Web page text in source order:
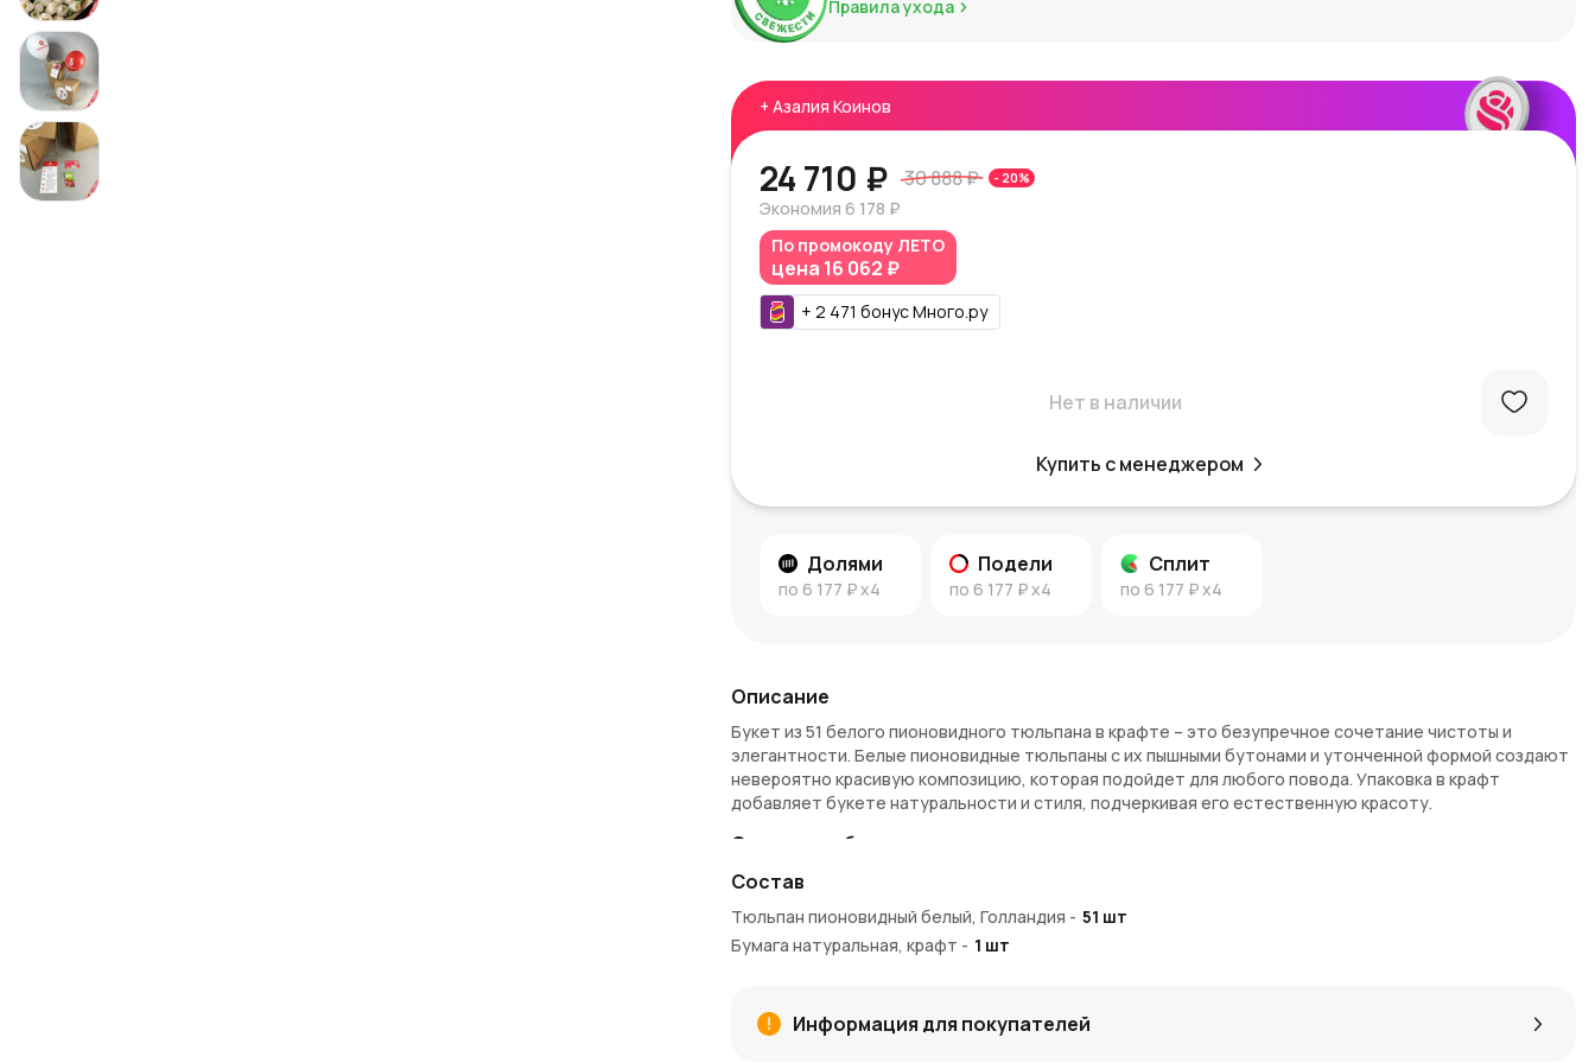
Правила ухода
+ Азалия Коинов
24 710 ₽ 30 888 ₽ - 20%
Экономия 6 178 ₽
По промокоду ЛЕТО
цена 16 062 ₽
+ 2 471 бонусМного.ру
Нет в наличии
Купить с менеджером
Долями
по 6 177 ₽x4
Подели
по 6 177 ₽x4
Сплит
по 6 177 ₽x4
Описание
Букет из 51 белого пионовидного тюльпана в крафте – это безупречное сочетание чистоты и
элегантности. Белые пионовидные тюльпаны с их пышными бутонами и утонченной формой создают
невероятно красивую композицию, которая подойдет для любого повода. Упаковка в крафт
добавляет букете натуральности и стиля, подчеркивая его естественную красоту.
Символика букета
Белые тюльпаны традиционно ассоциируются с чистотой, невинностью и уважением. Этот букет
станет прекрасным подарком для выражения искренних чувств, будь то благодарность, признание
или поздравление. Белый цвет символизирует гармонию и свет, придавая каждому моменту особое
значение.
Пионовидные бутоны придают композиции объем и элегантность.
Состав
Тюльпан пионовидный белый, Голландия - 51 шт
Бумага натуральная, крафт - 1 шт
Информация для покупателей